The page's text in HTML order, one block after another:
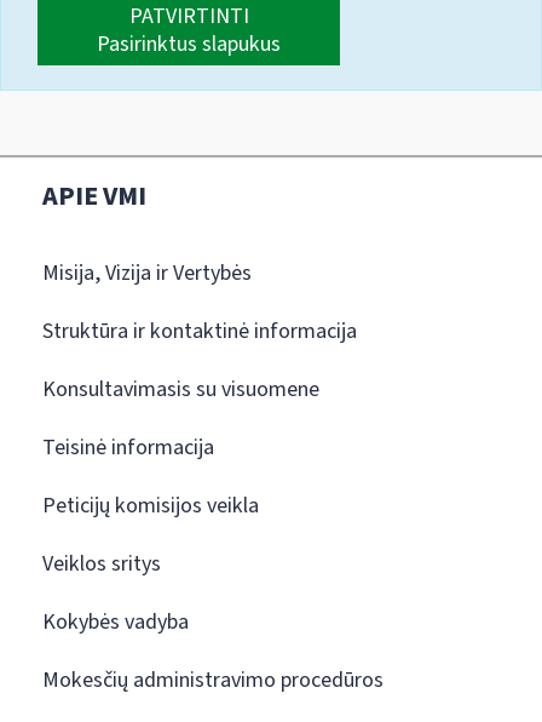
PATVIRTINTI
Pasirinktus slapukus
APIE VMI
Misija, Vizija ir Vertybės
Struktūra ir kontaktinė informacija
Konsultavimasis su visuomene
Teisinė informacija
Peticijų komisijos veikla
Veiklos sritys
Kokybės vadyba
Mokesčių administravimo procedūros